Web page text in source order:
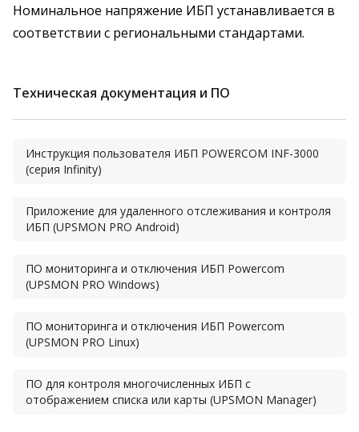
Номинальное напряжение ИБП устанавливается в
соответствии с региональными стандартами.
Техническая документация и ПО
Инструкция пользователя ИБП POWERCOM INF-3000
(серия Infinity)
Приложение для удаленного отслеживания и контроля
ИБП (UPSMON PRO Android)
ПО мониторинга и отключения ИБП Powercom
(UPSMON PRO Windows)
ПО мониторинга и отключения ИБП Powercom
(UPSMON PRO Linux)
ПО для контроля многочисленных ИБП с
отображением списка или карты (UPSMON Manager)